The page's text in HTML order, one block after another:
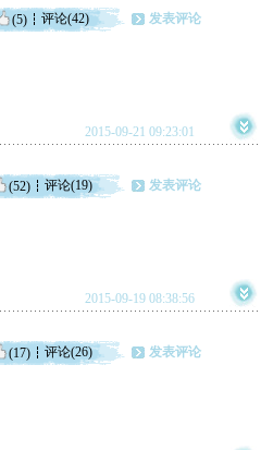
(5) 评论(42) 发表评论
2015-09-21 09:23:01
(52) 评论(19) 发表评论
2015-09-19 08:38:56
(17) 评论(26) 发表评论